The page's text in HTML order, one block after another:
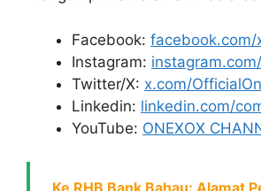
Facebook: facebook.com/
Instagram:
Twitter/X: x.com/
Linkedin: linkedin.com/
YouTube: ONEXOX